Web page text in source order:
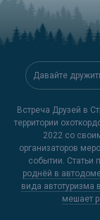
Давайте
Встреча Друзей в
территории
2022 со
организаторов
событии. Статьи
роднёй в
вида автотуризма
мешает